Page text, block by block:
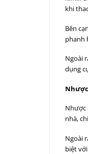
khi
Bên
phanh
Ngoài
dụng
Nhược
nhà,
Ngoài
biệt